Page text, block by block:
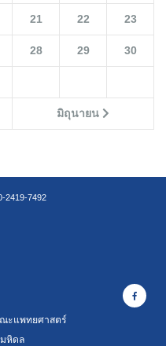
มิถุนายน
21 22 23
28 29 30
2419-7492
ะแพทยศาสตร์
หิดล